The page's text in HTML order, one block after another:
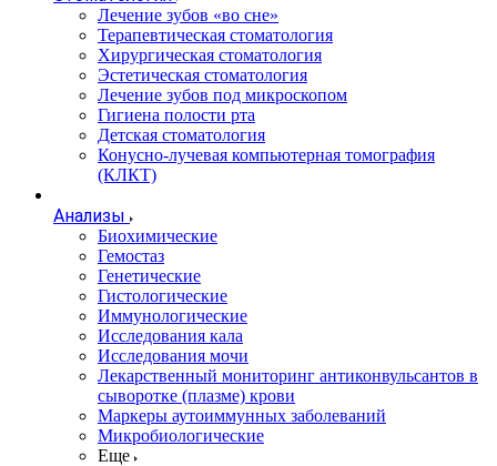
Лечение зубов «во сне»
Терапевтическая стоматология
Хирургическая стоматология
Эстетическая стоматология
Лечение зубов под микроскопом
Гигиена полости рта
Детская стоматология
Конусно-лучевая компьютерная томография
(КЛКТ)
Анализы
Биохимические
Гемостаз
Генетические
Гистологические
Иммунологические
Исследования кала
Исследования мочи
Лекарственный мониторинг антиконвульсантов в
сыворотке (плазме) крови
Маркеры аутоиммунных заболеваний
Микробиологические
Еще